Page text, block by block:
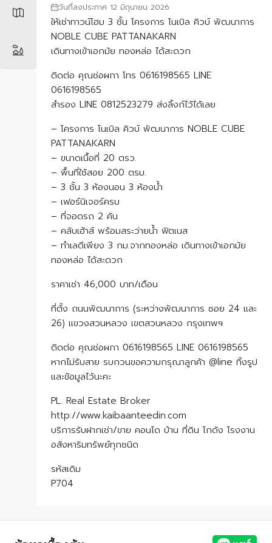
วันที่ลงประกาศ 12 มิถุนายน 2026
ให้เช่าทาวน์โฮม 3 ชั้น โครงการ โนเบิล คิวบ์ พัฒนาการ
NOBLE CUBE PATTANAKARN
เดินทางเข้าเอกมัย ทองหล่อ ได้สะดวก
ติดต่อ คุณช่อผกา โทร 0616198565 LINE
0616198565
สำรอง LINE 0812523279 ส่งลิ้งก์ไว้ได้เลย
– โครงการ โนเบิล คิวบ์ พัฒนาการ NOBLE CUBE
PATTANAKARN
– ขนาดเนื้อที่ 20 ตรว.
– พื้นที่ใช้สอย 200 ตรม.
– 3 ชั้น 3 ห้องนอน 3 ห้องน้ำ
– เฟอร์นิเจอร์ครบ
– ที่จอดรถ 2 คัน
– คลับเฮ้าส์ พร้อมสระว่ายน้ำ ฟิตเนส
– ทำเลดีเพียง 3 กม.จากทองหล่อ เดินทางเข้าเอกมัย
ทองหล่อ ได้สะดวก
ราคาเช่า 46,000 บาท/เดือน
ที่ตั้ง ถนนพัฒนาการ (ระหว่างพัฒนาการ ซอย 24 และ
26) แขวงสวนหลวง เขตสวนหลวง กรุงเทพฯ
ติดต่อ คุณช่อผกา 0616198565 LINE 0616198565
หากไม่รับสาย รบกวนขอความกรุณาลูกค้า @line ทิ้งรูป
และข้อมูลไว้นะคะ
PL. Real Estate Broker
http://www.kaibaanteedin.com
บริการรับฝากเช่า/ขาย คอนโด บ้าน ที่ดิน โกดัง โรงงาน
อสังหาริมทรัพย์ทุกชนิด
รหัสเดิม
P704